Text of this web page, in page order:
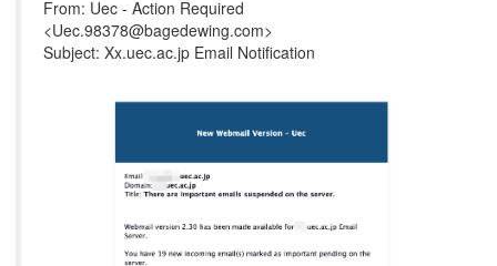
From: Uec - Action Required
<Uec.98378@bagedewing.com>
Subject: Xx.uec.ac.jp Email Notification